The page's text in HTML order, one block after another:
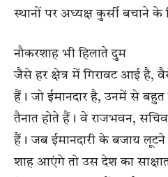
स्थानों पर अध्यक्ष कुर्सी बचाने
नौकरशाह भी हिलाते दुम
जैसे हर क्षेत्र में गिरावट आई है,
हैं। जो ईमानदार है, उनमें से
तैनात होते हैं। वे राजभवन,
हैं। जब ईमानदारी के बजाय
शाह आएंगे तो उस देश का